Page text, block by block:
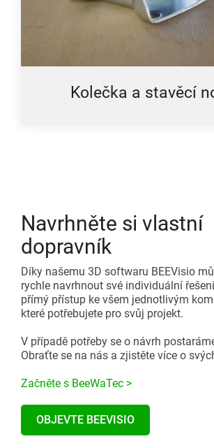
Kolečka a stavěcí
Navrhněte si vlastní
dopravník
Díky našemu 3D softwaru BEEVisio
rychle navrhnout své individuální
přímý přístup ke všem jednotlivým
které potřebujete pro svůj projekt.
V případě potřeby se o návrh
Obraťte se na nás a zjistěte více o
Začněte s BeeWaTec >
OBJEVTE BEEVISIO